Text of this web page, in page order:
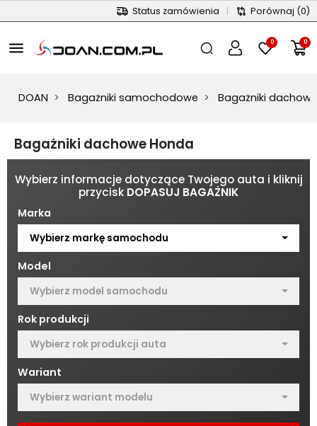
Status zamówienia | Porównaj (0)
menu 0 0
DOAN Bagażniki samochodowe Bagażniki dachowe
Bagażniki dachowe Honda
Wybierz informacje dotyczące Twojego auta i kliknij
przycisk DOPASUJ BAGAŻNIK
Marka
Wybierz markę samochodu
Model
Wybierz model samochodu
Rok produkcji
Wybierz rok produkcji auta
Wariant
Wybierz wariant modelu